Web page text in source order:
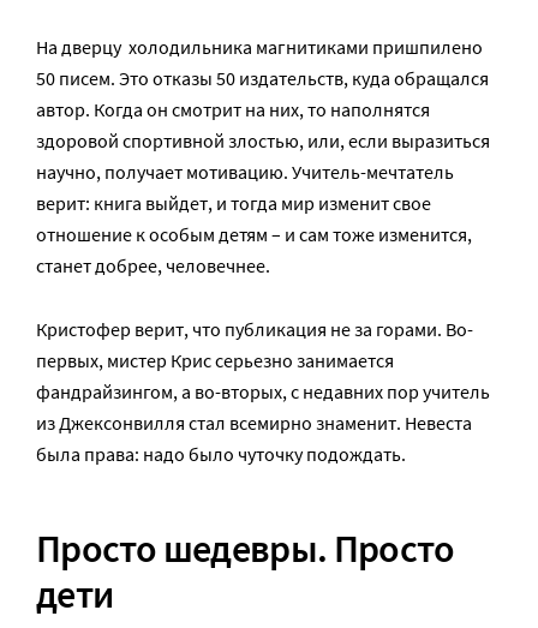
На дверцу холодильника магнитиками пришпилено
50 писем. Это отказы 50 издательств, куда обращался
автор. Когда он смотрит на них, то наполнятся
здоровой спортивной злостью, или, если выразиться
научно, получает мотивацию. Учитель-мечтатель
верит: книга выйдет, и тогда мир изменит свое
отношение к особым детям – и сам тоже изменится,
станет добрее, человечнее.
Кристофер верит, что публикация не за горами. Во-
первых, мистер Крис серьезно занимается
фандрайзингом, а во-вторых, с недавних пор учитель
из Джексонвилля стал всемирно знаменит. Невеста
была права: надо было чуточку подождать.
Просто шедевры. Просто
дети